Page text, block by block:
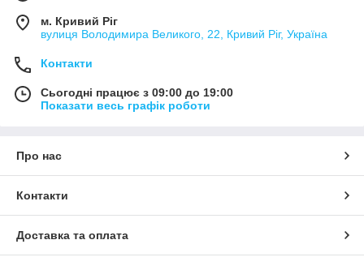
м. Кривий Ріг
вулиця Володимира Великого, 22, Кривий Ріг, Україна
Контакти
Сьогодні працює з 09:00 до 19:00
Показати весь графік роботи
Про нас
Контакти
Доставка та оплата